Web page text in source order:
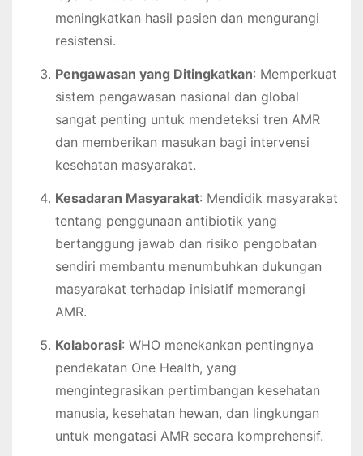
meningkatkan hasil pasien dan mengurangi
resistensi.
Pengawasan yang Ditingkatkan: Memperkuat
sistem pengawasan nasional dan global
sangat penting untuk mendeteksi tren AMR
dan memberikan masukan bagi intervensi
kesehatan masyarakat.
Kesadaran Masyarakat: Mendidik masyarakat
tentang penggunaan antibiotik yang
bertanggung jawab dan risiko pengobatan
sendiri membantu menumbuhkan dukungan
masyarakat terhadap inisiatif memerangi
AMR.
Kolaborasi: WHO menekankan pentingnya
pendekatan One Health, yang
mengintegrasikan pertimbangan kesehatan
manusia, kesehatan hewan, dan lingkungan
untuk mengatasi AMR secara komprehensif.